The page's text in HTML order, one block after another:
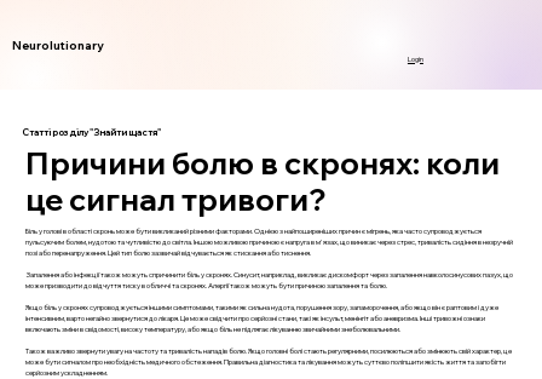
Neurolutionary
Login
Статті розділу "Знайти щастя"
Причини болю в скронях: коли
це сигнал тривоги?
Біль у голові в області скронь може бути викликаний різними факторами. Однією з найпоширеніших причин є мігрень, яка часто супроводжується
пульсуючим болем, нудотою та чутливістю до світла. Іншою можливою причиною є напруга в м'язах, що виникає через стрес, тривалість сидіння в незручній
позі або перенапруження. Цей тип болю зазвичай відчувається як стискання або тиснення.
Запалення або інфекції також можуть спричинити біль у скронях. Синусит, наприклад, викликає дискомфорт через запалення навколосинусових пазух, що
може призводити до відчуття тиску в обличчі та скронях. Алергії також можуть бути причиною запалення та болю.
Якщо біль у скронях супроводжується іншими симптомами, такими як сильна нудота, порушення зору, запаморочення, або якщо він є раптовим і дуже
інтенсивним, варто негайно звернутися до лікаря. Це може свідчити про серйозні стани, такі як інсульт, менінгіт або аневризма. Інші тривожні ознаки
включають зміни в свідомості, високу температуру, або якщо біль не підлягає лікуванню звичайними знеболювальними.
Також важливо звернути увагу на частоту та тривалість нападів болю. Якщо головні болі стають регулярними, посилюються або змінюють свій характер, це
може бути сигналом про необхідність медичного обстеження. Правильна діагностика та лікування можуть суттєво поліпшити якість життя та запобігти
серйозним ускладненням.